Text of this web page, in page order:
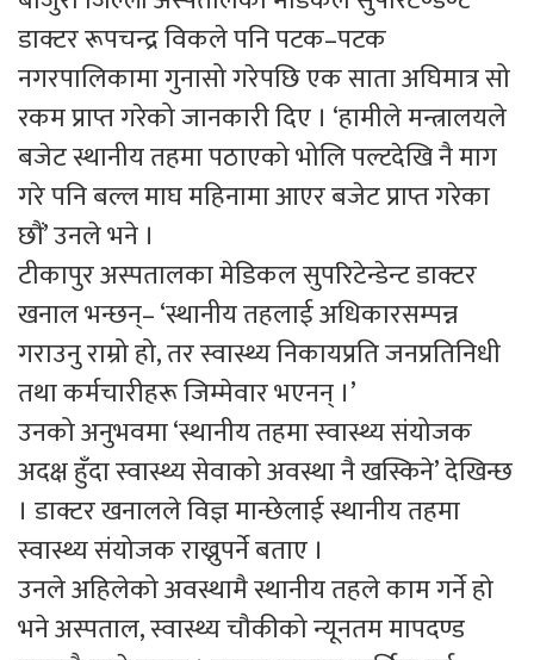
डाक्टर रूपचन्द्र विकले पनि पटक–पटक
नगरपालिकामा गुनासो गरेपछि एक साता अघिमात्र सो
रकम प्राप्त गरेको जानकारी दिए । ‘हामीले मन्त्रालयले
बजेट स्थानीय तहमा पठाएको भोलि पल्टदेखि नै माग
गरे पनि बल्ल माघ महिनामा आएर बजेट प्राप्त गरेका
छौं’ उनले भने ।
टीकापुर अस्पतालका मेडिकल सुपरिटेन्डेन्ट डाक्टर
खनाल भन्छन्– ‘स्थानीय तहलाई अधिकारसम्पन्न
गराउनु राम्रो हो, तर स्वास्थ्य निकायप्रति जनप्रतिनिधी
तथा कर्मचारीहरू जिम्मेवार भएनन् ।’
उनको अनुभवमा ‘स्थानीय तहमा स्वास्थ्य संयोजक
अदक्ष हुँदा स्वास्थ्य सेवाको अवस्था नै खस्किने’ देखिन्छ
। डाक्टर खनालले विज्ञ मान्छेलाई स्थानीय तहमा
स्वास्थ्य संयोजक राख्नुपर्ने बताए ।
उनले अहिलेको अवस्थामै स्थानीय तहले काम गर्ने हो
भने अस्पताल, स्वास्थ्य चौकीको न्यूनतम मापदण्ड